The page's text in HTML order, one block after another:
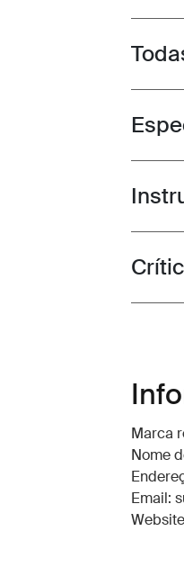
Toggle
Marca
Nome
Email: